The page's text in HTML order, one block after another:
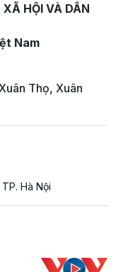
HỘI VÀ DÂN
Nam
Thọ, Xuân
Hà Nội